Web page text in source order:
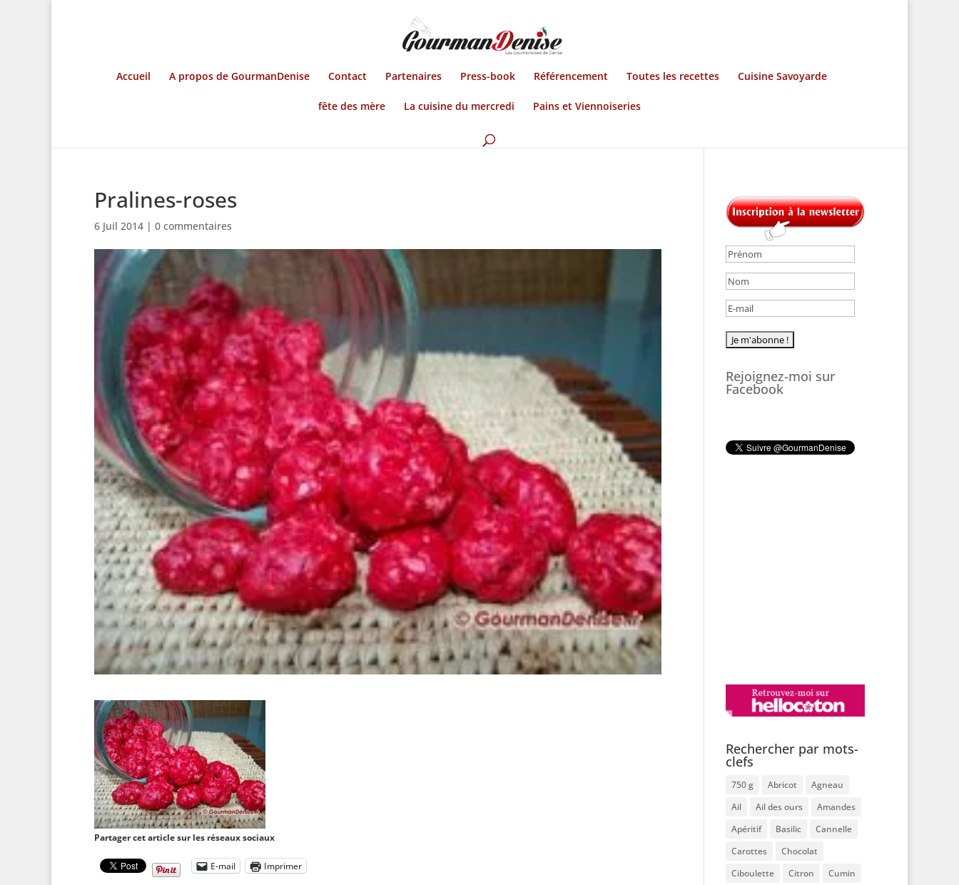
Accueil A propos de GourmanDenise Contact Partenaires Press-book Référencement Toutes les recettes Cuisine Savoyarde
fête des mère La cuisine du mercredi Pains et Viennoiseries
Pralines-roses
6 Juil 2014 | 0 commentaires
Partager cet article sur les réseaux sociaux
E-mail Imprimer
Rejoignez-moi sur
Facebook
Rechercher par mots-
clefs
750 g Abricot
Agneau
Ail
Ail des ours
Amandes
Apéritif
Basilic
Cannelle
Carottes
Chocolat
Ciboulette
Citron
Cumin